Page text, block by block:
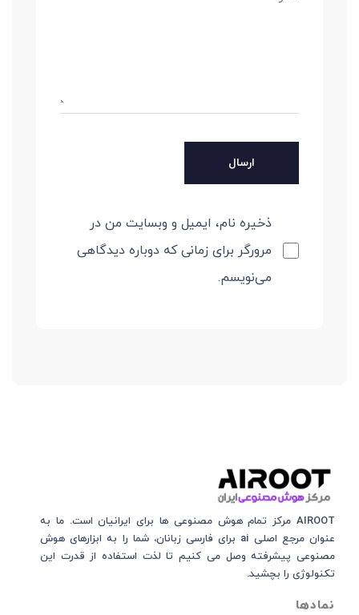
ذخیره نام، ایمیل و وبسایت من در
مرورگر برای زمانی که دوباره دیدگاهی
می‌نویسم.
AIROOT مرکز تمام هوش مصنوعی‌‌‌ ها برای ایرانیان است. ما به
عنوان مرجع اصلی ai برای فارسی زبانان، شما را به ابزارهای هوش
مصنوعی پیشرفته وصل می کنیم تا لذت استفاده از قدرت این
تکنولوژی را بچشید.
نمادها